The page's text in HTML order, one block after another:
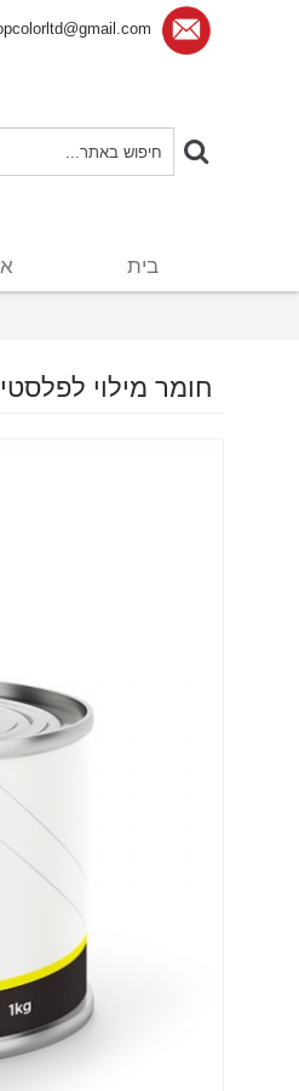
בית
חומר מילוי